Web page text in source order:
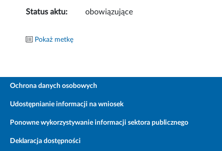
Status aktu: obowiązujące
Pokaż metkę
Ochrona danych osobowych
Udostępnianie informacji na wniosek
Ponowne wykorzystywanie informacji sektora publicznego
Deklaracja dostępności